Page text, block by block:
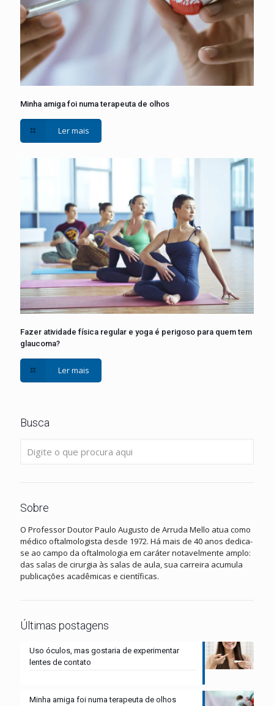
Minha amiga foi numa terapeuta de olhos
Ler mais
Fazer atividade física regular e yoga é perigoso para quem tem
glaucoma?
Ler mais
Busca
Sobre
O Professor Doutor Paulo Augusto de Arruda Mello atua como
médico oftalmologista desde 1972. Há mais de 40 anos dedica-
se ao campo da oftalmologia em caráter notavelmente amplo:
das salas de cirurgia às salas de aula, sua carreira acumula
publicações acadêmicas e científicas.
Últimas postagens
Uso óculos, mas gostaria de experimentar
lentes de contato
Minha amiga foi numa terapeuta de olhos